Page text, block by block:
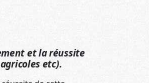
et la réussite
etc).